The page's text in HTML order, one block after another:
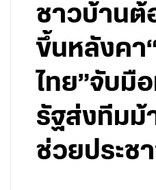
ชาวบ้านต้
ขึ้นหลังคา
ไทย”จับมื
รัฐส่งทีมม้า
ช่วยประช